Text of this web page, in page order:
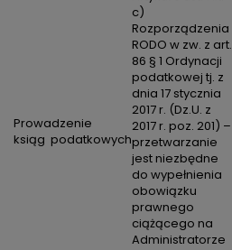
Prowadzenie
ksiąg podatkowych
c)
Rozporządzenia
RODO w zw. z art.
86 § 1 Ordynacji
podatkowej tj. z
dnia 17 stycznia
2017 r. (Dz.U. z
2017 r. poz. 201) –
przetwarzanie
jest niezbędne
do wypełnienia
obowiązku
prawnego
ciążącego na
Administratorze